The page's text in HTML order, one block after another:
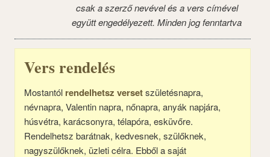
csak a szerző nevével és a vers címével
együtt engedélyezett. Minden jog fenntartva
Vers rendelés
Mostantól rendelhetsz versetszületésnapra,
névnapra, Valentin napra, nőnapra, anyák napjára,
húsvétra, karácsonyra, télapóra, esküvőre.
Rendelhetsz barátnak, kedvesnek, szülőknek,
nagyszülőknek, üzleti célra. Ebből a saját